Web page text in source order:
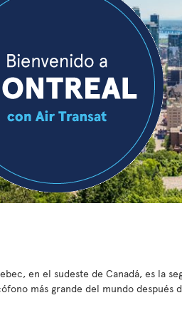
en el sudeste de Canadá, es la
más grande del mundo después